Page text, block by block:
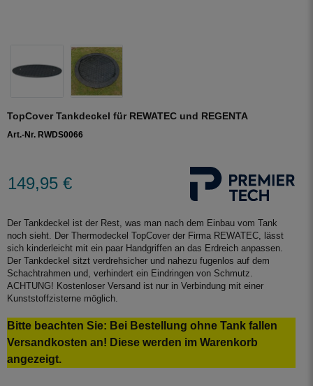
TopCover Tankdeckel für REWATEC und REGENTA
Art.-Nr. RWDS0066
149,95 €
Der Tankdeckel ist der Rest, was man nach dem Einbau vom Tank
noch sieht. Der Thermodeckel TopCover der Firma REWATEC, lässt
sich kinderleicht mit ein paar Handgriffen an das Erdreich anpassen.
Der Tankdeckel sitzt verdrehsicher und nahezu fugenlos auf dem
Schachtrahmen und, verhindert ein Eindringen von Schmutz.
ACHTUNG! Kostenloser Versand ist nur in Verbindung mit einer
Kunststoffzisterne möglich.
Bitte beachten Sie: Bei Bestellung ohne Tank fallen
Versandkosten an! Diese werden im Warenkorb
angezeigt.